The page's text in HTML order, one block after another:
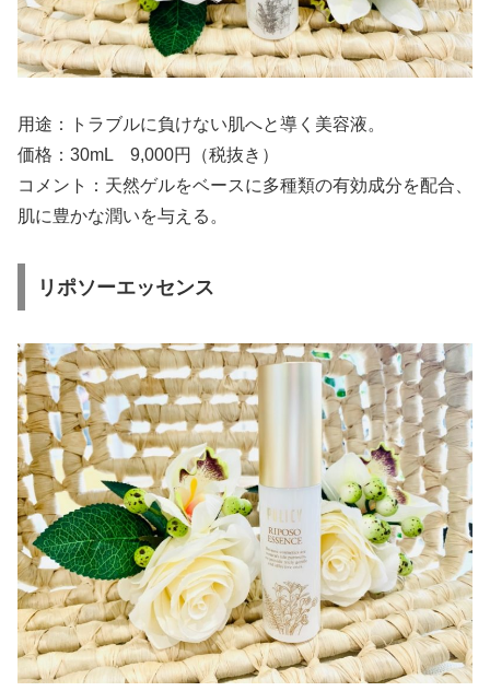
用途：トラブルに負けない肌へと導く美容液。
価格：30mL 9,000円（税抜き）
コメント：天然ゲルをベースに多種類の有効成分を配合、
肌に豊かな潤いを与える。
リポソーエッセンス